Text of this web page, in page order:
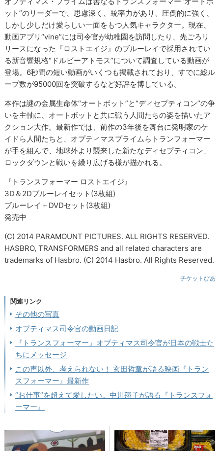
ット”のリーダーで、思慮深く、統率力があり、圧倒的に強く、
しかし少しだけ愛らしい一面をもつ人気キャラクター。現在、
動画アプリ“vine”には司令官が幼稚園を訪問したり、先ごろリ
リースになった『ロストエイジ』のブルーレイで採用されてい
る新音響規格“ドルビーアトモス”について調査している動画が
登場。6秒間の短い動画がいくつも掲載されており、すでに総ル
ープ数が95000回を突破するなど好評を博している。
本作は謎の金属生命体“オートボット”と“ディセプティコン”の争
いを主軸に、オートボットと共に戦う人間たちの姿を描いたア
クション大作。最新作では、前作の3年後を舞台に発明家のケ
イドら人間たちと、オプティマスプライムらトランフォーマー
が手を組んで、地球外より襲来した新たなディセプティコン、
ロックダウンと戦いを繰り広げる様が描かれる。
『トランスフォーマー ロストエイジ』
3D＆2Dブルーレイセット(3枚組)
ブルーレイ＋DVDセット(3枚組)
発売中
(C) 2014 PARAMOUNT PICTURES. ALL RIGHTS RESERVED.
HASBRO, TRANSFORMERS and all related characters are
trademarks of Hasbro. (C) 2014 Hasbro. All Rights Reserved.
チケットぴあ
関連リンク
その他の写真
オプティマス司令官の動画日記
『トランスフォーマー』オプティマス司令官が日本の戦士た
ちにメッセージ
この声以外、考えられない！ 玄田哲章が語る映画『トラン
スフォーマー』最新作
“お仕事”を超えて愛したい。中川翔子が語る『トランスフォ
ーマー』